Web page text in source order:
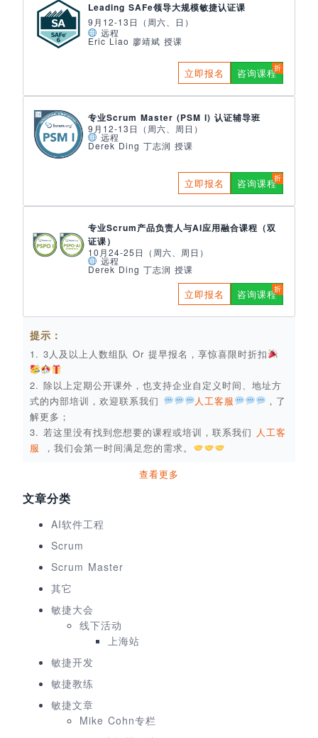
Leading SAFe领导大规模敏捷认证课
9月12-13日（周六、日）
远程
Eric Liao 廖靖斌 授课
立即报名 咨询课程
专业Scrum Master (PSM I) 认证辅导班
9月12-13日（周六、周日）
远程
Derek Ding 丁志润 授课
立即报名 咨询课程
专业Scrum产品负责人与AI应用融合课程（双
证课）
10月24-25日（周六、周日）
远程
Derek Ding 丁志润 授课
立即报名 咨询课程
提示：
1. 3人及以上人数组队 Or 提早报名，享惊喜限时折扣
2. 除以上定期公开课外，也支持企业自定义时间、地址方
式的内部培训，欢迎联系我们
人工客服
，了
解更多；
3. 若这里没有找到您想要的课程或培训，联系我们 人工客
服
，我们会第一时间满足您的需求。
查看更多
文章分类
AI软件工程
Scrum
Scrum Master
其它
敏捷大会
线下活动
上海站
敏捷开发
敏捷教练
敏捷文章
Mike Cohn专栏